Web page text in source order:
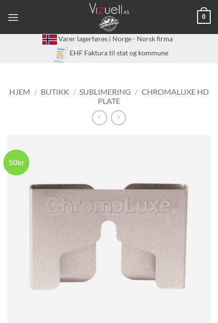
0
Varer lagerføres i Norge - Norsk firma
EHF Faktura til stat og kommune
HJEM / BUTIKK / SUBLIMERING / CHROMALUXE HD
PLATE
50kr